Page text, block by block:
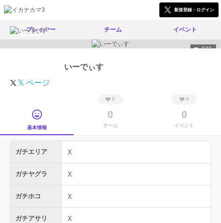
新規登録・ログイン
プレイヤー チーム イベント
525
いーでぃす
𝕏 ページ
基本情報
0
0
チーム
0
0
イベント
ガチエリア X
ガチヤグラ X
ガチホコ X
ガチアサリ X